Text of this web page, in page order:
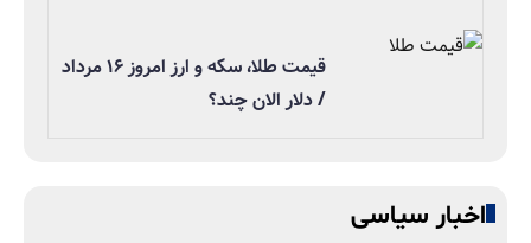
قیمت طلا، سکه و ارز امروز ۱۶ مرداد
/ دلار الان چند؟
اخبار سیاسی